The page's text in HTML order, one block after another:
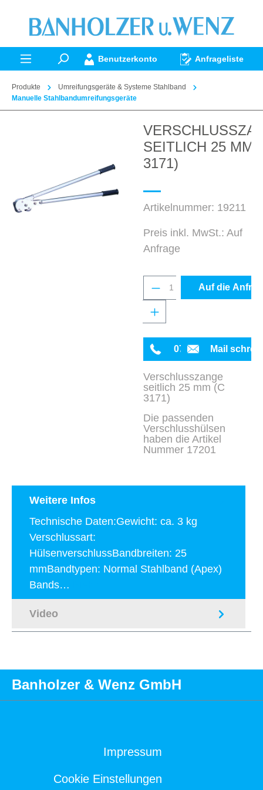
springen
Benutzerkonto Anfrageliste
Produkte
Umreifungsgeräte & Systeme Stahlband
Manuelle Stahlbandumreifungsgeräte
SEITLICH 25 MM
3171)
Artikelnummer: 19211
Preis inkl. MwSt.: Auf
Anfrage
Produkt Anzahl:
Auf die
0711 342934-0
Mail
Verschlusszange
seitlich 25 mm (C
3171)
Die passenden
Verschlusshülsen
haben die Artikel
Nummer 17201
Weitere Infos
Technische Daten:Gewicht: ca. 3 kg
Verschlussart:
HülsenverschlussBandbreiten: 25
mmBandtypen: Normal Stahlband (Apex)
Bands…
Video
Banholzer & Wenz GmbH
Impressum
Cookie Einstellungen